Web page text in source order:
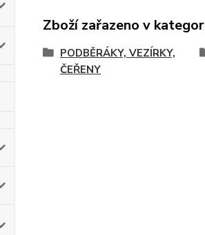
Zboží zařazeno v
PODBĚRÁKY, VEZÍRKY,
ČEŘENY